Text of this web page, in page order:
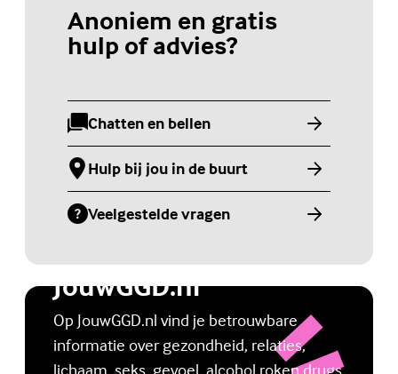
Anoniem en gratis
hulp of advies?
Chatten en bellen
(Externe link)
Hulp bij jou in de buurt
(Externe link)
Veelgestelde vragen
(Externe link)
Jongerenwebsite
JouwGGD.nl
Op JouwGGD.nl vind je betrouwbare
informatie over gezondheid, relaties,
lichaam, seks, gevoel, alcohol roken drugs